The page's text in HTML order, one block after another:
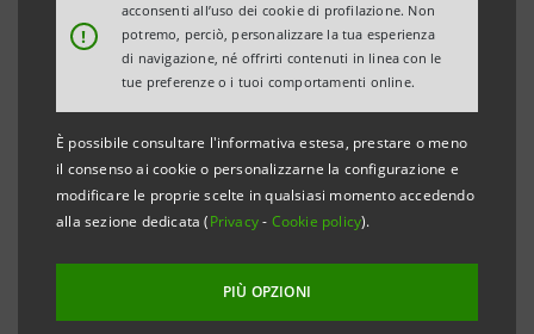
!
acconsenti all’uso dei cookie di profilazione. Non
potremo, perciò, personalizzare la tua esperienza
di navigazione, né offrirti contenuti in linea con le
tue preferenze o i tuoi comportamenti online.
È possibile consultare l'informativa estesa, prestare o meno
il consenso ai cookie o personalizzarne la configurazione e
modificare le proprie scelte in qualsiasi momento accedendo
alla sezione dedicata (Privacy- Cookie policy).
PIÙ OPZIONI
Torino, Milano, Siena, 20 dicembre 2007– Intesa
Sanpaolo (ISP) e Banca Monte dei Paschi di Siena
(MPS), ottenute le necessarie autorizzazioni, hanno
perfezionato oggi l’operazione di compravendita -
concordata il 4 giugno scorso - riguardante la
ISP per un corrispettivo di 398,7 milioni di euro.